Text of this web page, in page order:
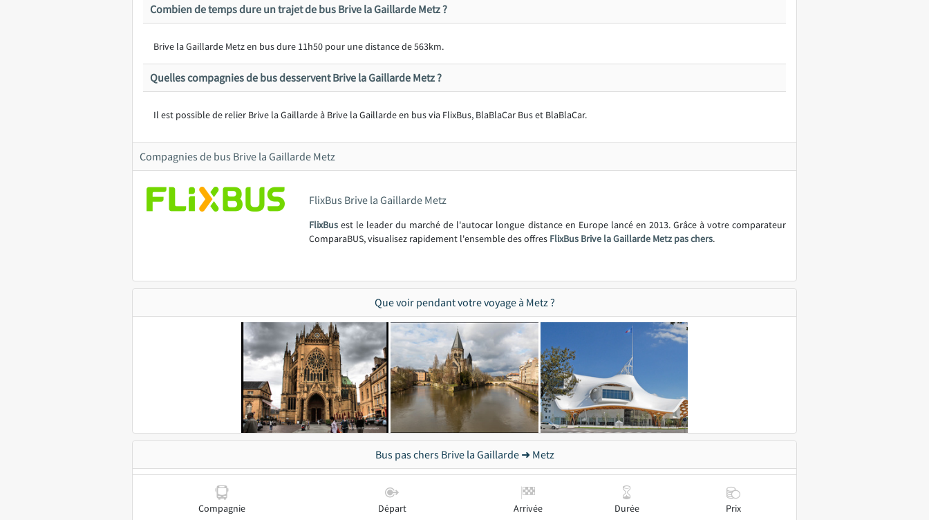
Combien de temps dure un trajet de bus Brive la Gaillarde Metz ?
Brive la Gaillarde Metz en bus dure 11h50 pour une distance de 563km.
Quelles compagnies de bus desservent Brive la Gaillarde Metz ?
Il est possible de relier Brive la Gaillarde à Brive la Gaillarde en bus via FlixBus, BlaBlaCar Bus et BlaBlaCar.
Compagnies de bus Brive la Gaillarde Metz
FlixBus Brive la Gaillarde Metz
FlixBus est le leader du marché de l'autocar longue distance en Europe lancé en 2013. Grâce à votre comparateur
ComparaBUS, visualisez rapidement l'ensemble des offres FlixBus Brive la Gaillarde Metz pas chers.
Que voir pendant votre voyage à Metz ?
Bus pas chers Brive la Gaillarde ➜ Metz
Compagnie Départ Arrivée Durée Prix